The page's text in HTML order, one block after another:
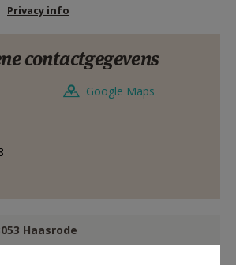
OF REGISTREREN
Privacy info
contactgegevens
Google Maps
Haasrode